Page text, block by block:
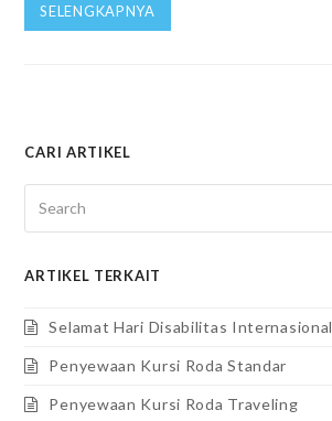
SELENGKAPNYA
CARI ARTIKEL
ARTIKEL TERKAIT
Selamat Hari Disabilitas Internasional
Penyewaan Kursi Roda Standar
Penyewaan Kursi Roda Traveling